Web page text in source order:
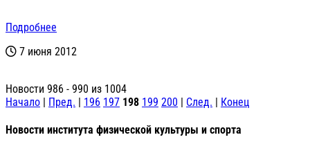
Подробнее
7 июня 2012
Новости 986 - 990 из 1004
Начало | Пред. | 196 197 198 199 200 | След. | Конец
Новости института физической культуры и спорта